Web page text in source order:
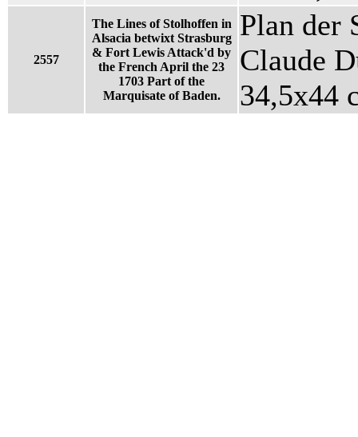
2557
The Lines of Stolhoffen in
Alsacia betwixt Strasburg
& Fort Lewis Attack'd by
the French April the 23
1703 Part of the
Marquisate of Baden.
Plan der
Claude
34,5x44